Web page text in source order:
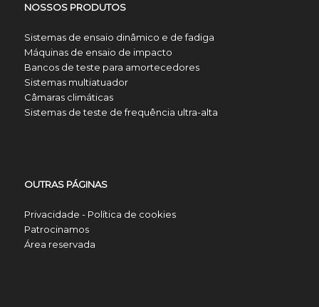
NOSSOS PRODUTOS
Sistemas de ensaio dinâmico e de fadiga
Máquinas de ensaio de impacto
Bancos de teste para amortecedores
Sistemas multiatuador
Câmaras climáticas
Sistemas de teste de frequência ultra-alta
OUTRAS PÁGINAS
Privacidade - Política de cookies
Patrocinamos
Área reservada